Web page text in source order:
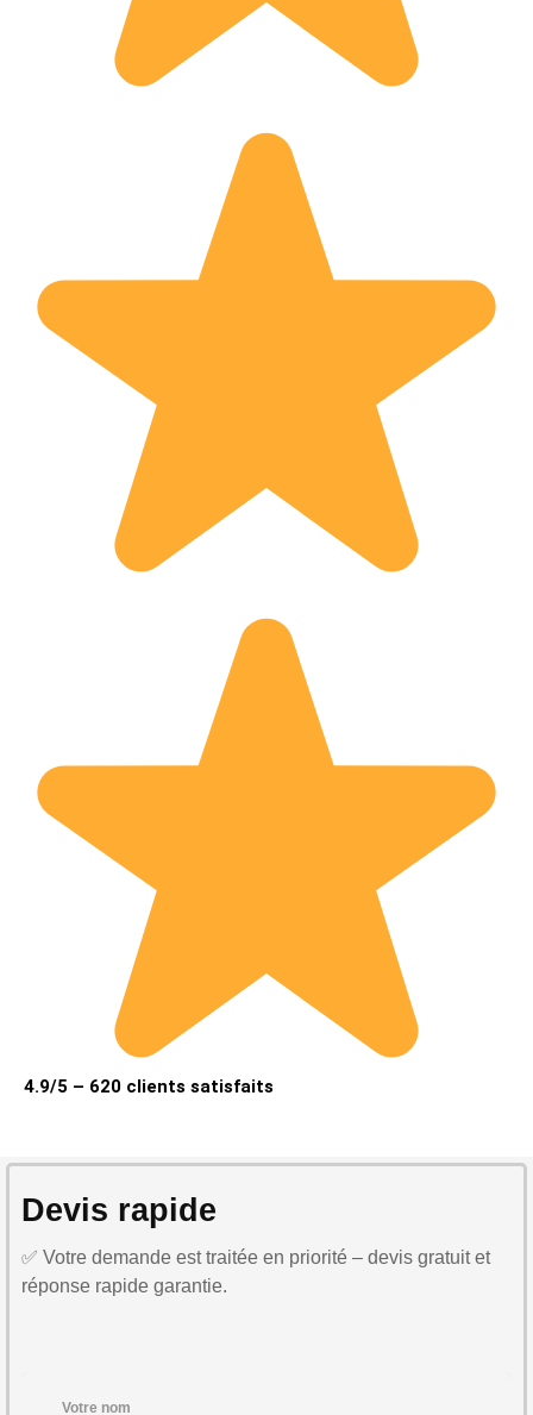
4.9/5 – 620 clients satisfaits
Devis rapide
✅ Votre demande est traitée en priorité – devis gratuit et
réponse rapide garantie.
Votre nom